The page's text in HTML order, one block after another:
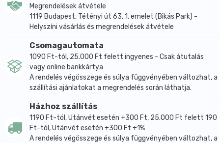
* Referencia beviteli érték egy átlagos felnőtt
számára (8400 kJ/2000 kcal).
Megrendelések átvétele
1119 Budapest, Tétényi út 63. 1. emelet (Bikás Park) -
Helyszíni vásárlás és megrendelések átvétele
Csomagautomata
1090 Ft-tól, 25.000 Ft felett ingyenes - Csak átutalás
vagy online bankkártya
A rendelés végösszege és súlya függvényében változhat, a
szállítási ajánlatokat a megrendelés során láthatja.
Házhoz szállítás
1190 Ft-tól, Utánvét esetén +300 Ft, 25.000 Ft felett 190
Ft-tól, Utánvét esetén +300 Ft +1%
A rendelés végösszege és súlya függvényében változhat, a